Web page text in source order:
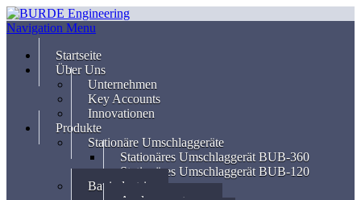
Navigation Menu
Startseite
Über Uns
Unternehmen
Key Accounts
Innovationen
Produkte
Stationäre Umschlaggeräte
Stationäres Umschlaggerät BUB-360
Stationäres Umschlaggerät BUB-120
Bauindustrie